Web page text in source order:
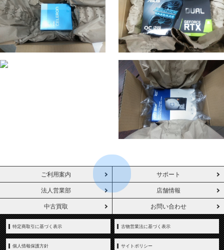
ご利用案内 サポート
法人営業部 店舗情報
中古買取 お問い合わせ
特定商取引に基づく表示 古物営業法に基づく表示
個人情報保護方針 サイトポリシー